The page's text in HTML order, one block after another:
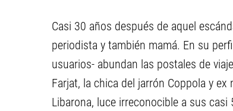
Casi 30 años después de aquel
periodista y también mamá. En su
usuarios- abundan las postales de
Farjat, la chica del jarrón Coppola y
Libarona, luce irreconocible a sus